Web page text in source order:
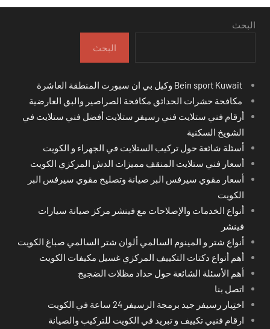
البحث
البحث
مكافحة حشرات الحدائق مكافحة الصراصير والبق العارضية
أرقام فني ستلايت فني رسيفر ستلايت أفضل فني ستلايت في
الشويخ السكنية
أسئلة شائعة حول تركيب الستلايت في الجهراء و الكويت
أسعار فني ستلايت المنقف مميزات الدش المركزي الكويت
أسعار مقوي سيرفس البر صيانة وتصليح مقوي سيرفس البر
الكويت
أنواع الخدمات والإصلاحات مع فينشر مركز صيانة سيارات
فينشر
أنواع شتر و المينوم السالمي ألوان شتر السالمي صباغ الكويت
أهم أنواع دكتات التكييف المركزي غسيل مكيفات الكويت
أهم الأسئلة الشائعة حول حداد مظلات الضجيج
اتصل بنا
اختِيار رسيفر جيد برمجة الرسيفر 24 ساعة في الكويت
ارقام فنيي تكييف و تبريد في الكويت للتركيب والصيانة